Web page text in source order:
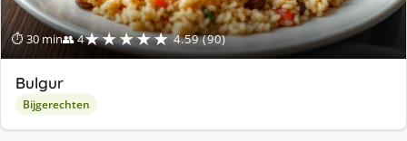
⏱ 30 min👥 4★★★★★ 4.59 (90)
Bulgur
Bijgerechten